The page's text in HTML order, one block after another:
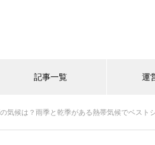
記事一覧 運
気候は？雨季と乾季がある熱帯気候でベスト